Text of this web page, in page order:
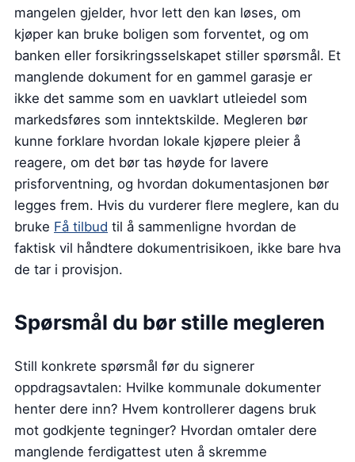
mangelen gjelder, hvor lett den kan løses, om
kjøper kan bruke boligen som forventet, og om
banken eller forsikringsselskapet stiller spørsmål. Et
manglende dokument for en gammel garasje er
ikke det samme som en uavklart utleiedel som
markedsføres som inntektskilde. Megleren bør
kunne forklare hvordan lokale kjøpere pleier å
reagere, om det bør tas høyde for lavere
prisforventning, og hvordan dokumentasjonen bør
legges frem. Hvis du vurderer flere meglere, kan du
bruke Få tilbud til å sammenligne hvordan de
faktisk vil håndtere dokumentrisikoen, ikke bare hva
de tar i provisjon.
Spørsmål du bør stille megleren
Still konkrete spørsmål før du signerer
oppdragsavtalen: Hvilke kommunale dokumenter
henter dere inn? Hvem kontrollerer dagens bruk
mot godkjente tegninger? Hvordan omtaler dere
manglende ferdigattest uten å skremme